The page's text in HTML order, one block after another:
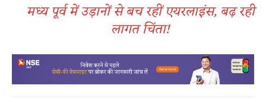
मध्य पूर्व में उड़ानों से बच रहीं एयरलाइंस, बढ़ रही
लागत चिंता!